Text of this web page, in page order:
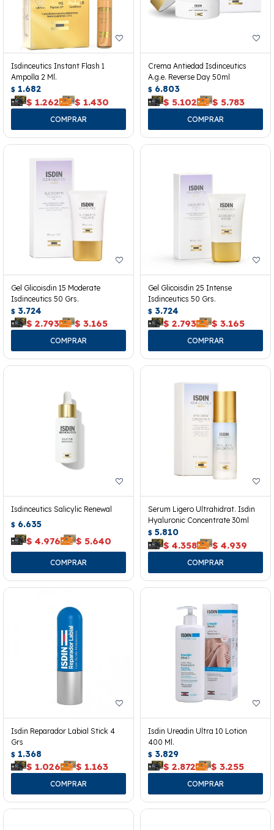
Isdinceutics Instant Flash 1
Ampolla 2 Ml.
$ 1.682
$ 1.262 $ 1.430
Crema Antiedad Isdinceutics
A.g.e. Reverse Day 50ml
$ 6.803
$ 5.102 $ 5.783
Gel Glicoisdin 15 Moderate
Isdinceutics 50 Grs.
$ 3.724
$ 2.793 $ 3.165
Gel Glicoisdin 25 Intense
Isdinceutics 50 Grs.
$ 3.724
$ 2.793 $ 3.165
Isdinceutics Salicylic Renewal
$ 6.635
$ 4.976 $ 5.640
Serum Ligero Ultrahidrat. Isdin
Hyaluronic Concentrate 30ml
$ 5.810
$ 4.358 $ 4.939
Isdin Reparador Labial Stick 4
Grs
$ 1.368
$ 1.026 $ 1.163
Isdin Ureadin Ultra 10 Lotion
400 Ml.
$ 3.829
$ 2.872 $ 3.255